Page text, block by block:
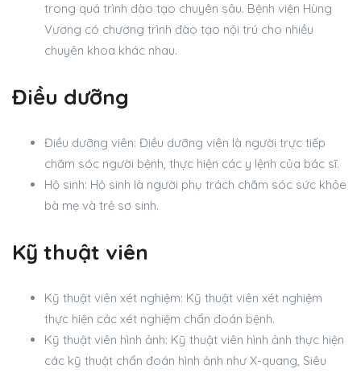
trong quá trình đào tạo chuyên sâu. Bệnh viện Hùng
Vương có chương trình đào tạo nội trú cho nhiều
chuyên khoa khác nhau.
Điều dưỡng
Điều dưỡng viên: Điều dưỡng viên là người trực tiếp
chăm sóc người bệnh, thực hiện các y lệnh của bác sĩ.
Hộ sinh: Hộ sinh là người phụ trách chăm sóc sức khỏe
bà mẹ và trẻ sơ sinh.
Kỹ thuật viên
Kỹ thuật viên xét nghiệm: Kỹ thuật viên xét nghiệm
thực hiện các xét nghiệm chẩn đoán bệnh.
Kỹ thuật viên hình ảnh: Kỹ thuật viên hình ảnh thực hiện
các kỹ thuật chẩn đoán hình ảnh như X-quang, Siêu